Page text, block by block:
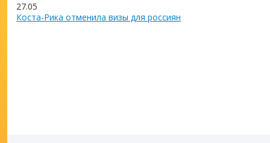
27.05
Коста-Рика отменила визы для россиян